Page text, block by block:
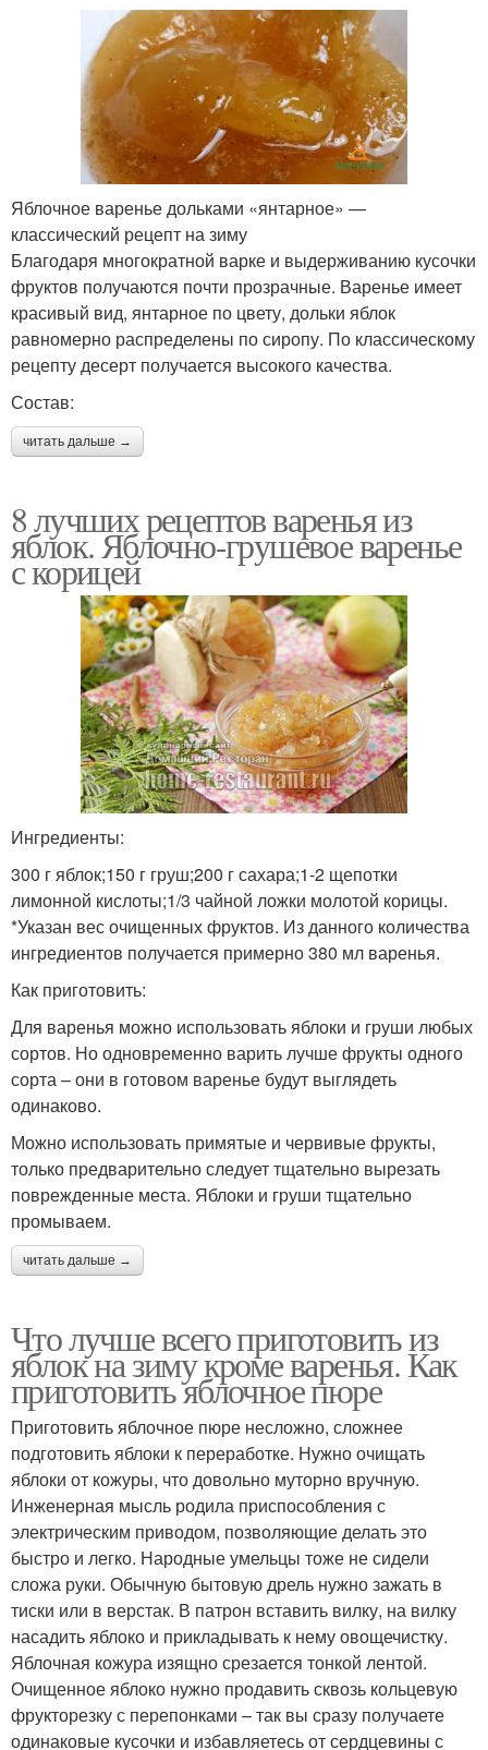
Яблочное варенье дольками «янтарное» —
классический рецепт на зиму
Благодаря многократной варке и выдерживанию кусочки
фруктов получаются почти прозрачные. Варенье имеет
красивый вид, янтарное по цвету, дольки яблок
равномерно распределены по сиропу. По классическому
рецепту десерт получается высокого качества.
Состав:
читать дальше →
8 лучших рецептов варенья из
яблок. Яблочно-грушевое варенье
с корицей
Ингредиенты:
300 г яблок;150 г груш;200 г сахара;1-2 щепотки
лимонной кислоты;1/3 чайной ложки молотой корицы.
*Указан вес очищенных фруктов. Из данного количества
ингредиентов получается примерно 380 мл варенья.
Как приготовить:
Для варенья можно использовать яблоки и груши любых
сортов. Но одновременно варить лучше фрукты одного
сорта – они в готовом варенье будут выглядеть
одинаково.
Можно использовать примятые и червивые фрукты,
только предварительно следует тщательно вырезать
поврежденные места. Яблоки и груши тщательно
промываем.
читать дальше →
Что лучше всего приготовить из
яблок на зиму кроме варенья. Как
приготовить яблочное пюре
Приготовить яблочное пюре несложно, сложнее
подготовить яблоки к переработке. Нужно очищать
яблоки от кожуры, что довольно муторно вручную.
Инженерная мысль родила приспособления с
электрическим приводом, позволяющие делать это
быстро и легко. Народные умельцы тоже не сидели
сложа руки. Обычную бытовую дрель нужно зажать в
тиски или в верстак. В патрон вставить вилку, на вилку
насадить яблоко и прикладывать к нему овощечистку.
Яблочная кожура изящно срезается тонкой лентой.
Очищенное яблоко нужно продавить сквозь кольцевую
фрукторезку с перепонками – так вы сразу получаете
одинаковые кусочки и избавляетесь от сердцевины с